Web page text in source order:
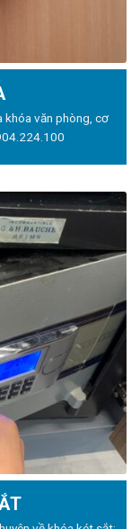
khóa văn phòng, cơ